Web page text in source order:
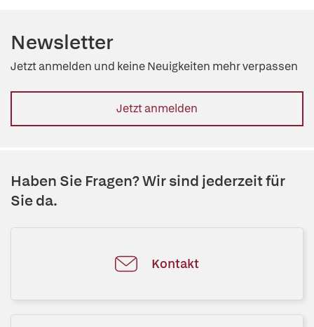
Newsletter
Jetzt anmelden und keine Neuigkeiten mehr verpassen
Jetzt anmelden
Haben Sie Fragen? Wir sind jederzeit für
Sie da.
Kontakt